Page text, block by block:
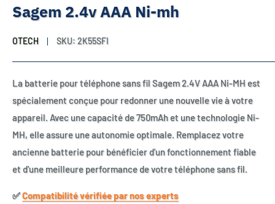
Sagem 2.4v AAA Ni-mh
OTECH SKU: 2K55SFI
La batterie pour téléphone sans fil Sagem 2.4V AAA Ni-MH est
spécialement conçue pour redonner une nouvelle vie à votre
appareil. Avec une capacité de 750mAh et une technologie Ni-
MH, elle assure une autonomie optimale. Remplacez votre
ancienne batterie pour bénéficier d'un fonctionnement fiable
et d'une meilleure performance de votre téléphone sans fil.
✅​Compatibilité vérifiée par nos experts